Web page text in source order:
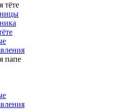
тёте
папе